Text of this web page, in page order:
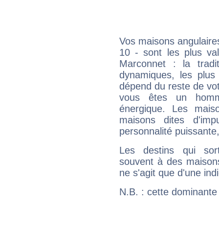
Vos maisons
10 - sont les plus
Marconnet : la
dynamiques, les
dépend du reste de
vous êtes un
énergique. Les
maisons dites
personnalité
Les destins qui
souvent à des
ne s'agit que d'une
N.B. : cette